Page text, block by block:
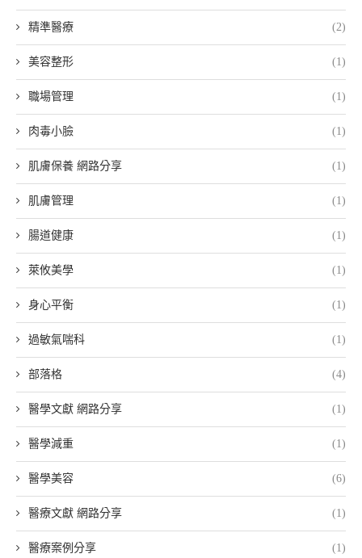
精準醫療 (2)
美容整形 (1)
職場管理 (1)
肉毒小臉 (1)
肌膚保養 網路分享 (1)
肌膚管理 (1)
腸道健康 (1)
萊攸美學 (1)
身心平衡 (1)
過敏氣喘科 (1)
部落格 (4)
醫學文獻 網路分享 (1)
醫學減重 (1)
醫學美容 (6)
醫療文獻 網路分享 (1)
醫療案例分享 (1)